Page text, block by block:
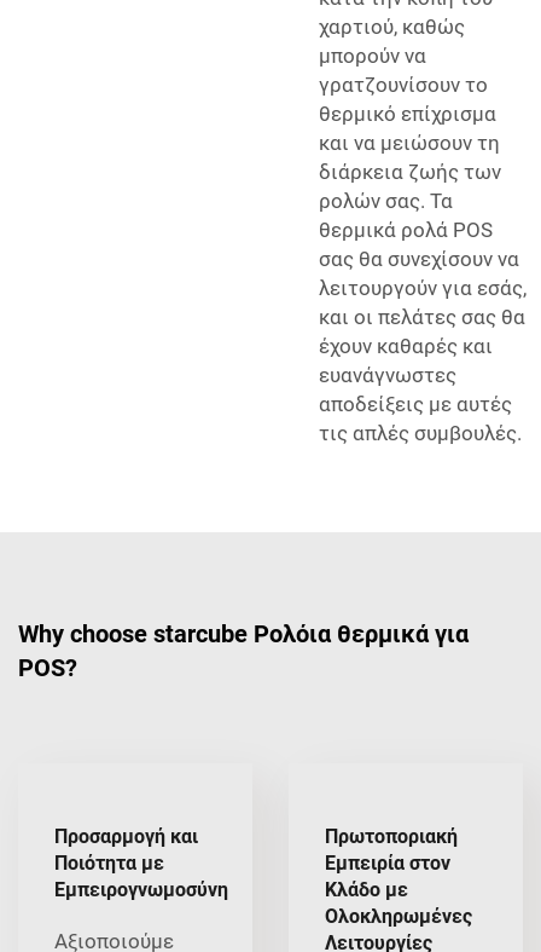
χαρτιού, καθώς
μπορούν να
γρατζουνίσουν το
θερμικό επίχρισμα
και να μειώσουν τη
διάρκεια ζωής των
ρολών σας. Τα
θερμικά ρολά POS
σας θα συνεχίσουν να
λειτουργούν για εσάς,
και οι πελάτες σας θα
έχουν καθαρές και
ευανάγνωστες
αποδείξεις με αυτές
τις απλές συμβουλές.
Why choose starcube Ρολόια θερμικά για
POS?
Προσαρμογή και
Ποιότητα με
Εμπειρογνωμοσύνη
Αξιοποιούμε
Πρωτοποριακή
Εμπειρία στον
Κλάδο με
Ολοκληρωμένες
Λειτουργίες